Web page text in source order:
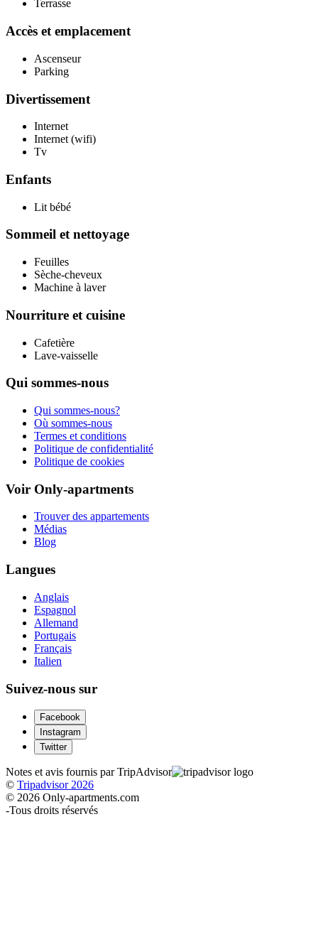
Terrasse
Accès et emplacement
Ascenseur
Parking
Divertissement
Internet
Internet (wifi)
Tv
Enfants
Lit bébé
Sommeil et nettoyage
Feuilles
Sèche-cheveux
Machine à laver
Nourriture et cuisine
Cafetière
Lave-vaisselle
Qui sommes-nous
Qui sommes-nous?
Où sommes-nous
Termes et conditions
Politique de confidentialité
Politique de cookies
Voir Only-apartments
Trouver des appartements
Médias
Blog
Langues
Anglais
Espagnol
Allemand
Portugais
Français
Italien
Suivez-nous sur
Facebook
Instagram
Twitter
Notes et avis fournis par TripAdvisor
© Tripadvisor 2026
© 2026 Only-apartments.com
-Tous droits réservés